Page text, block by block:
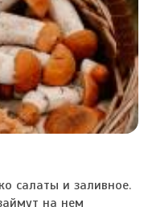
салаты и заливное.
на нем